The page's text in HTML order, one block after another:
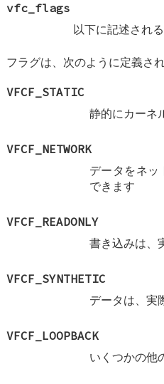
vfc_flags
以下に記述され
フラグは、次のように定義さ
VFCF_STATIC
静的にカーネ
VFCF_NETWORK
データをネッ
できます
VFCF_READONLY
書き込みは、
VFCF_SYNTHETIC
データは、実
VFCF_LOOPBACK
いくつかの他